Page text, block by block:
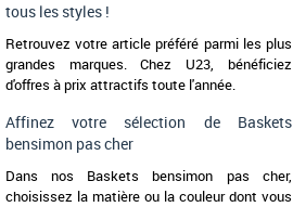
tous les styles !
Retrouvez votre article préféré parmi les plus
grandes marques. Chez U23, bénéficiez
d'offres à prix attractifs toute l'année.
Affinez votre sélection de Baskets
bensimon pas cher
Dans nos Baskets bensimon pas cher,
choisissez la matière ou la couleur dont vous